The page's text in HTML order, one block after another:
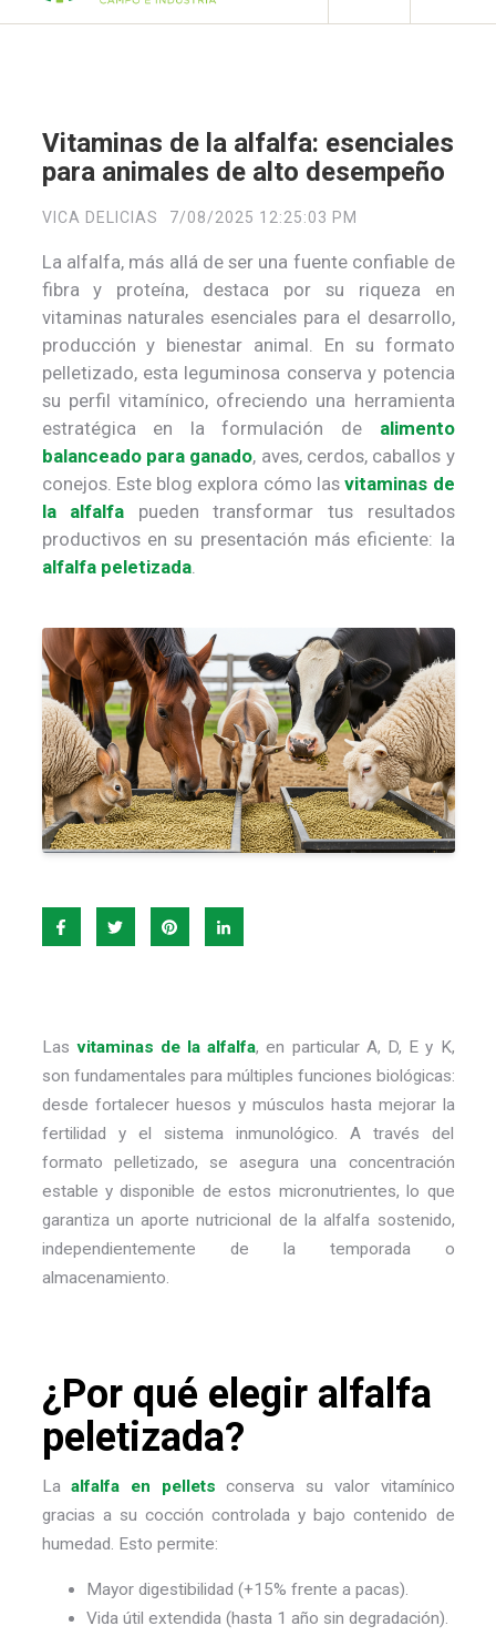
Vitaminas de la alfalfa: esenciales
para animales de alto desempeño
VICA DELICIAS 7/08/2025 12:25:03 PM
La alfalfa, más allá de ser una fuente confiable de
fibra y proteína, destaca por su riqueza en
vitaminas naturales esenciales para el desarrollo,
producción y bienestar animal. En su formato
pelletizado, esta leguminosa conserva y potencia
su perfil vitamínico, ofreciendo una herramienta
estratégica en la formulación de alimento
balanceado para ganado, aves, cerdos, caballos y
conejos. Este blog explora cómo lasvitaminas de
la alfalfa pueden transformar tus resultados
productivos en su presentación más eficiente: la
alfalfa peletizada.
Las vitaminas de la alfalfa, en particular A, D, E y K,
son fundamentales para múltiples funciones biológicas:
desde fortalecer huesos y músculos hasta mejorar la
fertilidad y el sistema inmunológico. A través del
formato pelletizado, se asegura una concentración
estable y disponible de estos micronutrientes, lo que
garantiza un aporte nutricional de la alfalfa sostenido,
independientemente de la temporada o
almacenamiento.
¿Por qué elegir alfalfa
peletizada?
Laalfalfa en pellets conserva su valor vitamínico
gracias a su cocción controlada y bajo contenido de
humedad. Esto permite:
Mayor digestibilidad (+15% frente a pacas).
Vida útil extendida (hasta 1 año sin degradación).